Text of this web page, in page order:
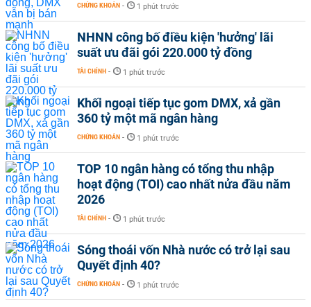
CHỨNG KHOÁN - 1 phút trước
NHNN công bố điều kiện 'hưởng' lãi
suất ưu đãi gói 220.000 tỷ đồng
TÀI CHÍNH - 1 phút trước
Khối ngoại tiếp tục gom DMX, xả gần
360 tỷ một mã ngân hàng
CHỨNG KHOÁN - 1 phút trước
TOP 10 ngân hàng có tổng thu nhập
hoạt động (TOI) cao nhất nửa đầu năm
2026
TÀI CHÍNH - 1 phút trước
Sóng thoái vốn Nhà nước có trở lại sau
Quyết định 40?
CHỨNG KHOÁN - 1 phút trước